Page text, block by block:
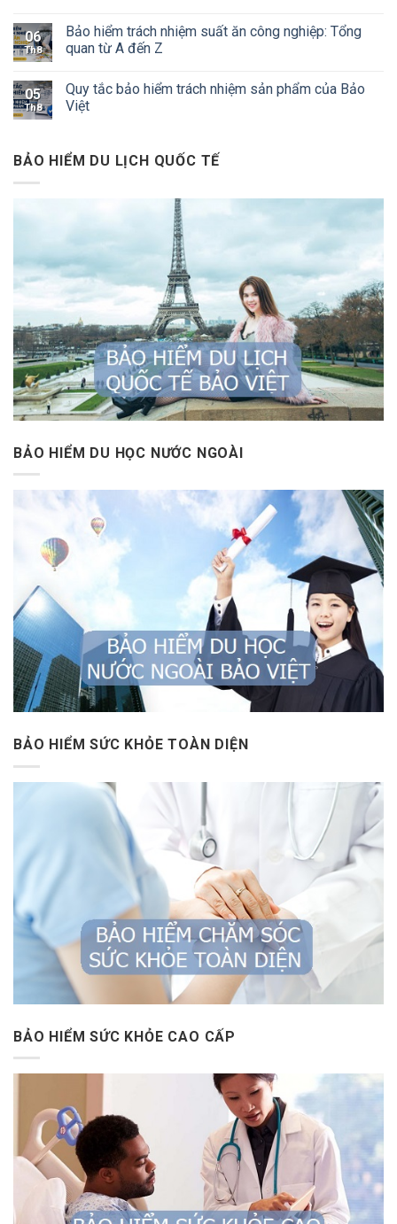
06
Th8
Bảo hiểm trách nhiệm suất ăn công nghiệp: Tổng
quan từ A đến Z
05
Th8
Quy tắc bảo hiểm trách nhiệm sản phẩm của Bảo
Việt
BẢO HIỂM DU LỊCH QUỐC TẾ
BẢO HIỂM DU HỌC NƯỚC NGOÀI
BẢO HIỂM SỨC KHỎE TOÀN DIỆN
BẢO HIỂM SỨC KHỎE CAO CẤP